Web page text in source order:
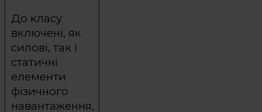
До класу
включені, як
силові, так і
статичні
елементи
фізичного
навантаження,